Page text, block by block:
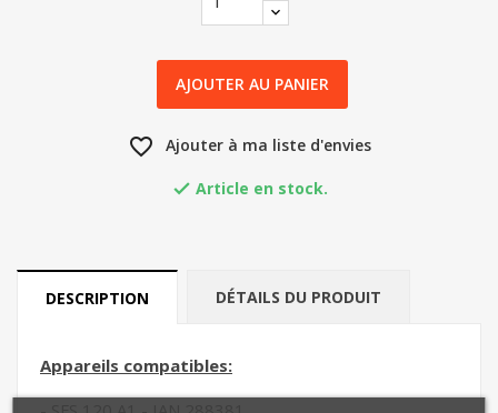
AJOUTER AU PANIER
favorite_border Ajouter à ma liste d'envies
 Article en stock.
DESCRIPTION DÉTAILS DU PRODUIT
Appareils compatibles: